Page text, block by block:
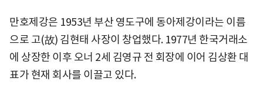
만호제강은 1953년 부산 영도구에 동아제강이라는 이름
으로 고(故) 김현태 사장이 창업했다. 1977년 한국거래소
에 상장한 이후 오너 2세 김영규 전 회장에 이어 김상환 대
표가 현재 회사를 이끌고 있다.